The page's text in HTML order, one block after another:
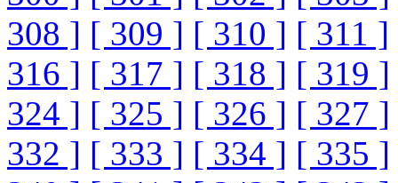
308 ] [ 309 ] [ 310 ] [ 311 ]
316 ] [ 317 ] [ 318 ] [ 319 ]
324 ] [ 325 ] [ 326 ] [ 327 ]
332 ] [ 333 ] [ 334 ] [ 335 ]